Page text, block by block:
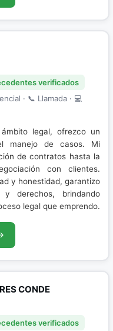
verificados
· 📞 Llamada · 💻
legal, ofrezco un
manejo de casos. Mi
de contratos hasta la
con clientes.
y honestidad, garantizo
derechos, brindando
legal que emprendo.
CONDE
verificados